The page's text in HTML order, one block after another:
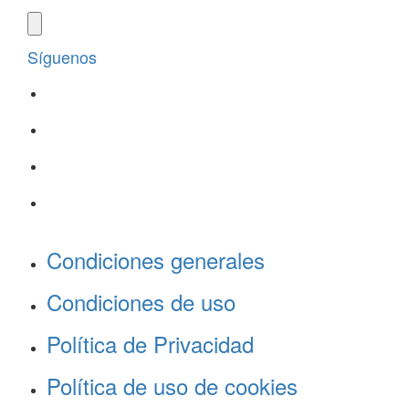
Síguenos
Condiciones generales
Condiciones de uso
Política de Privacidad
Política de uso de cookies